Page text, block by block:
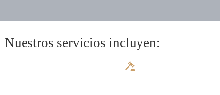
Nuestros servicios incluyen: